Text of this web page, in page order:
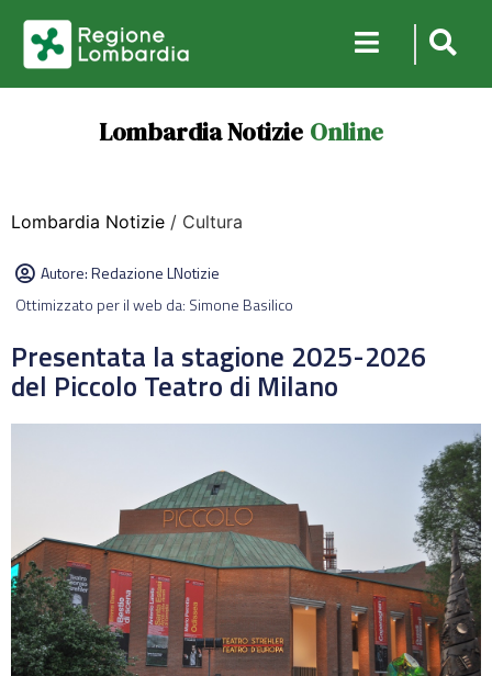
Lombardia Notizie Online
Lombardia Notizie / Cultura
Autore:Redazione LNotizie
Ottimizzato per il web da: Simone Basilico
Presentata la stagione 2025-2026
del Piccolo Teatro di Milano